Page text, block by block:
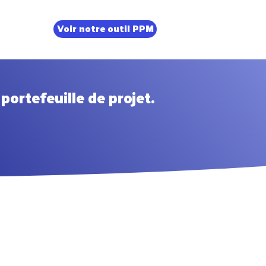
Voir notre outil PPM
portefeuille de projet.